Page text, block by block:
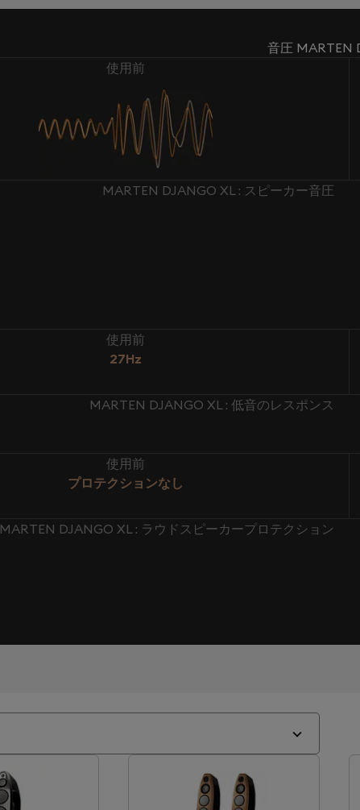
音圧 MARTEN
使用前
MARTEN DJANGO XL : スピーカー音圧
使用前
27Hz
MARTEN DJANGO XL : 低音のレスポンス
使用前
プロテクションなし
MARTEN DJANGO XL : ラウドスピーカープロテクション